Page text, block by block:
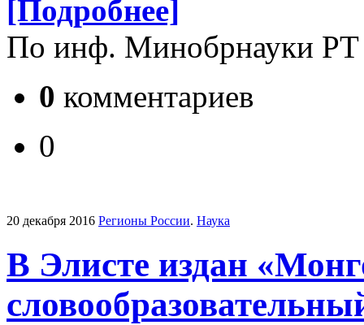
[Подробнее]
По инф. Минобрнауки РТ
0 комментариев
0
20 декабря 2016 Регионы России. Наука
В Элисте издан